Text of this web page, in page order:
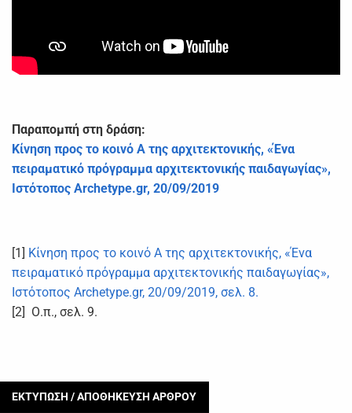
Παραπομπή στη δράση:
Κίνηση προς το κοινό Α της αρχιτεκτονικής, «Ένα
πειραματικό πρόγραμμα αρχιτεκτονικής παιδαγωγίας»,
Ιστότοπος Archetype.gr, 20/09/2019
[1] Κίνηση προς το κοινό Α της αρχιτεκτονικής, «Ένα
πειραματικό πρόγραμμα αρχιτεκτονικής παιδαγωγίας»,
Ιστότοπος Archetype.gr, 20/09/2019, σελ. 8.
[2] Ο.π., σελ. 9.
ΕΚΤΥΠΩΣΗ / ΑΠΟΘΗΚΕΥΣΗ ΑΡΘΡΟΥ